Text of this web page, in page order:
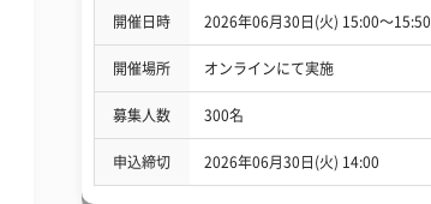
開催日時 2026年06月30日(火) 15:00〜15:50
開催場所 オンラインにて実施
募集人数 300名
申込締切 2026年06月30日(火) 14:00